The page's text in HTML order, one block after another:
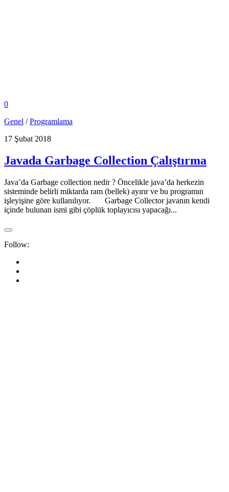
0
Genel /Programlama
17 Şubat 2018
Javada Garbage Collection Çalıştırma
Java’da Garbage collection nedir ? Öncelikle java’da herkezin
sisteminde belirli miktarda ram (bellek) ayırır ve bu programın
işleyişine göre kullanılıyor. Garbage Collector javanın kendi
içinde bulunan ismi gibi çöplük toplayıcısı yapacağı...
Follow: